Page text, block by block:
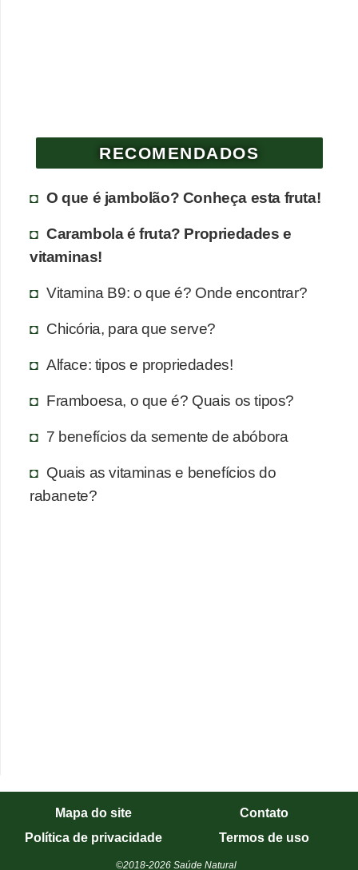
RECOMENDADOS
O que é jambolão? Conheça esta fruta!
Carambola é fruta? Propriedades e
vitaminas!
Vitamina B9: o que é? Onde encontrar?
Chicória, para que serve?
Alface: tipos e propriedades!
Framboesa, o que é? Quais os tipos?
7 benefícios da semente de abóbora
Quais as vitaminas e benefícios do
rabanete?
Mapa do site
Contato
Política de privacidade
Termos de uso
©2018-2026 Saúde Natural